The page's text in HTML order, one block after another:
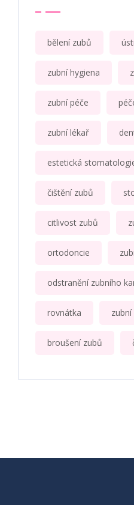
bělení zubů
zubní hygiena
zubní péče
zubní lékař
estetická
čištění zubů
citlivost zubů
ortodoncie
odstranění zubního
rovnátka
broušení zubů